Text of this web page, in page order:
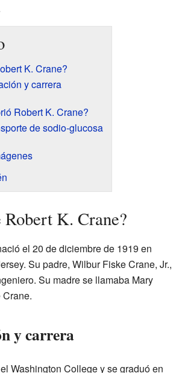
K. Crane?
y carrera
Robert K. Crane?
de sodio-glucosa
K. Crane?
el 20 de diciembre de 1919 en
Su padre, Wilbur Fiske Crane, Jr.,
Su madre se llamaba Mary
y carrera
Washington College y se graduó en